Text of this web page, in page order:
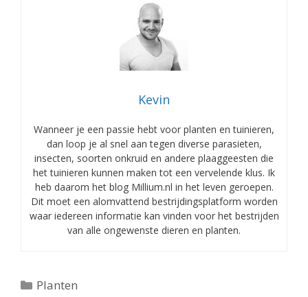
Kevin
Wanneer je een passie hebt voor planten en tuinieren,
dan loop je al snel aan tegen diverse parasieten,
insecten, soorten onkruid en andere plaaggeesten die
het tuinieren kunnen maken tot een vervelende klus. Ik
heb daarom het blog Millium.nl in het leven geroepen.
Dit moet een alomvattend bestrijdingsplatform worden
waar iedereen informatie kan vinden voor het bestrijden
van alle ongewenste dieren en planten.
Categorieën
Planten